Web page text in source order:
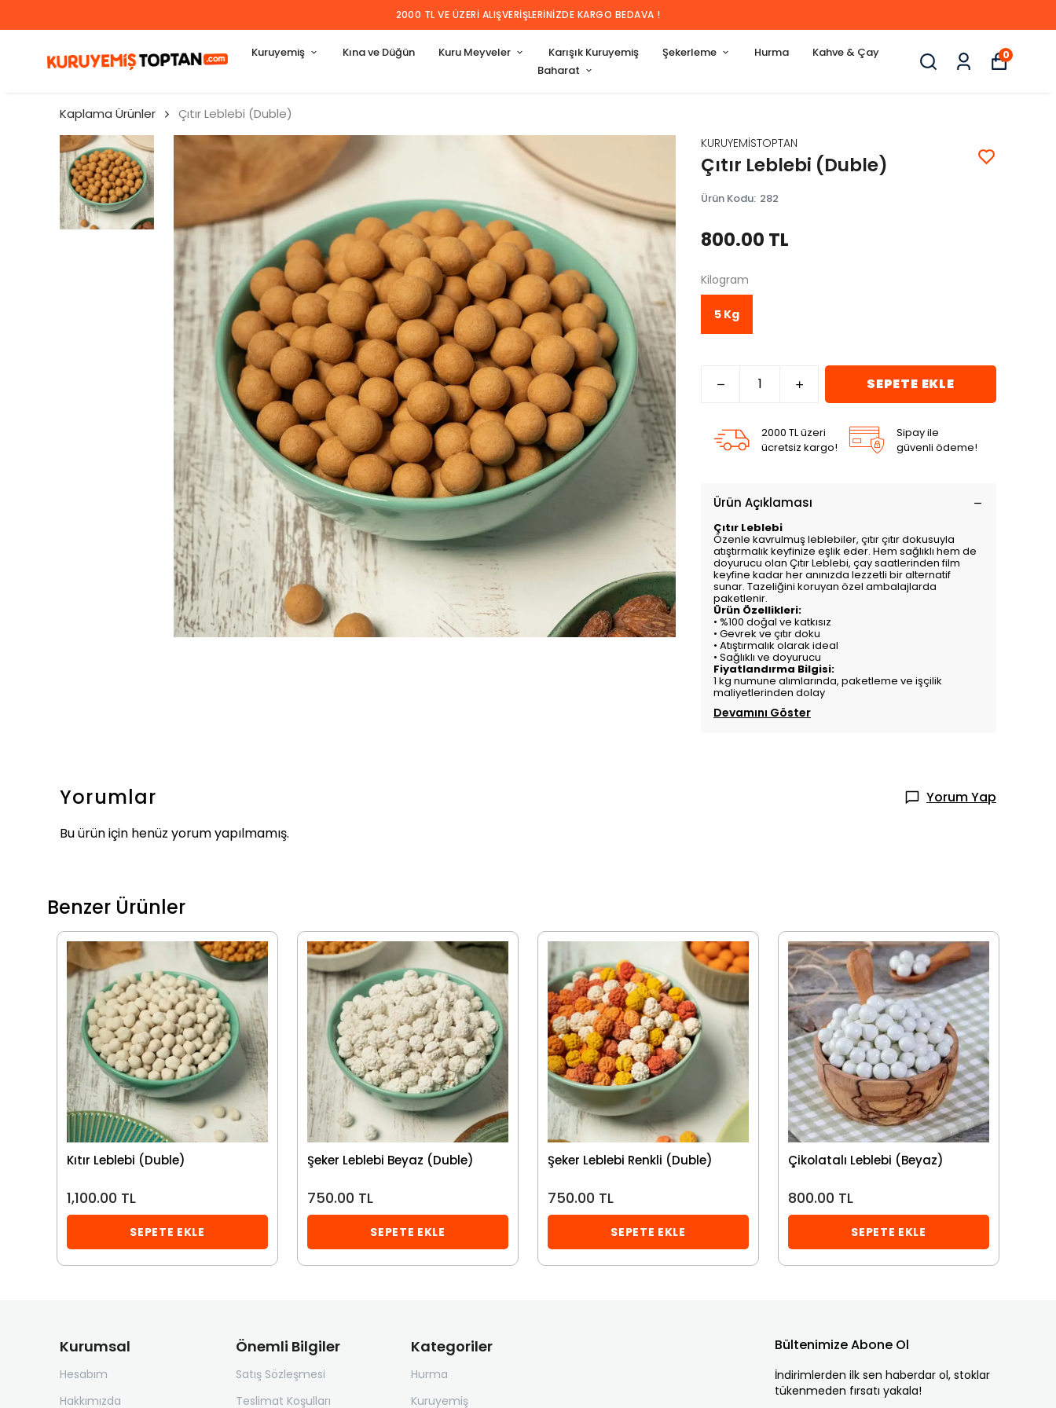
2000 TL VE ÜZERI ALIŞVERIŞLERINIZDE KARGO BEDAVA !
Kuruyemiş Kına ve Düğün Kuru Meyveler Karışık Kuruyemiş Şekerleme Hurma
Kahve & Çay
Baharat
0
Kaplama Ürünler Çıtır Leblebi (Duble)
KURUYEMİSTOPTAN
Çıtır Leblebi (Duble)
Ürün Kodu: 282
800.00 TL
Kilogram
5 Kg
SEPETE EKLE
2000 TL üzeri
ücretsiz kargo!
Sipay ile
güvenli ödeme!
Ürün Açıklaması
Çıtır Leblebi
Özenle kavrulmuş leblebiler, çıtır çıtır dokusuyla
atıştırmalık keyfinize eşlik eder. Hem sağlıklı hem de
doyurucu olan Çıtır Leblebi, çay saatlerinden film
keyfine kadar her anınızda lezzetli bir alternatif
sunar. Tazeliğini koruyan özel ambalajlarda
paketlenir.
Ürün Özellikleri:
• %100 doğal ve katkısız
• Gevrek ve çıtır doku
• Atıştırmalık olarak ideal
• Sağlıklı ve doyurucu
Fiyatlandırma Bilgisi:
1 kg numune alımlarında, paketleme ve işçilik
maliyetlerinden dolay
Devamını Göster
Yorumlar
Yorum Yap
Bu ürün için henüz yorum yapılmamış.
Benzer Ürünler
Kıtır Leblebi (Duble)
1,100.00 TL
SEPETE EKLE
Şeker Leblebi Beyaz (Duble)
750.00 TL
SEPETE EKLE
Şeker Leblebi Renkli (Duble)
750.00 TL
SEPETE EKLE
Çikolatalı Leblebi (Beyaz)
800.00 TL
SEPETE EKLE
Kurumsal
Hesabım
Hakkımızda
Önemli Bilgiler
Satış Sözleşmesi
Teslimat Koşulları
Kategoriler
Hurma
Kuruyemiş
Bültenimize Abone Ol
İndirimlerden ilk sen haberdar ol, stoklar
tükenmeden fırsatı yakala!